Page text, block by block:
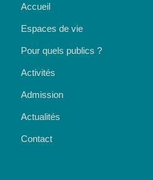
Accueil
Espaces de vie
Pour quels publics ?
Activités
Admission
Actualités
Contact